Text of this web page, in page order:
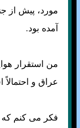
مورد، پيش از
آمده بود.
من استقرار
عراق و
فکر می کنم که